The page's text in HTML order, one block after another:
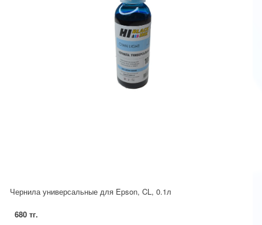
Чернила универсальные для Epson, CL, 0.1л
680 тг.